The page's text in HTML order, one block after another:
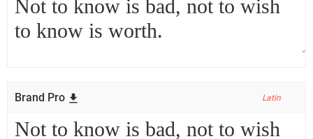
Brand Pro Latin